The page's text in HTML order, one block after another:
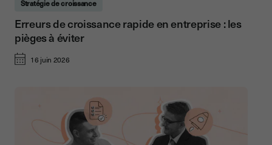
Stratégie de croissance
Erreurs de croissance rapide en entreprise : les
pièges à éviter
16 juin 2026